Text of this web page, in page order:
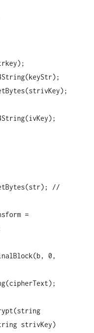
//
=
0,
strivKey)